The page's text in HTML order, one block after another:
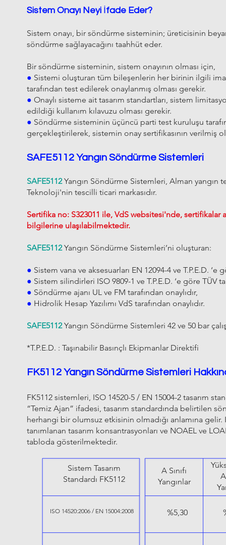
Sistem Onayı Neyi İfade Eder?
Sistem onayı, bir söndürme sisteminin; üreticisinin
söndürme sağlayacağını taahhüt eder.
Bir söndürme sisteminin, sistem onayının olması için,
● Sistemi oluşturan tüm bileşenlerin her birinin ilgili
tarafından test edilerek onaylanmış olması gerekir.
● Onaylı sisteme ait tasarım standartları, sistem
edildiği kullanım kılavuzu olması gerekir.
● Söndürme sisteminin üçüncü parti test kuruluşu
gerçekleştirilerek, sistemin onay sertifikasının verilmiş
SAFE5112 Yangın Söndürme Sistemleri
SAFE5112Yangın Söndürme Sistemleri, Alman yangın
Teknoloji'nin tescilli ticari markasıdır.
Sertifika no: S323011 ile, VdS websitesi'nde, sertifikalar
bilgilerine ulaşılabilmektedir.
SAFE5112Yangın Söndürme Sistemleri’ni oluşturan:
● Sistem vana ve aksesuarları EN 12094-4 ve T.P.E.D.
● Sistem silindirleri ISO 9809-1 ve T.P.E.D. ‘e göre TÜV
● Söndürme ajanı UL ve FM tarafından onaylıdır,
● Hidrolik Hesap Yazılımı VdS tarafından onaylıdır.
SAFE5112Yangın Söndürme Sistemleri 42 ve 50 bar
*T.P.E.D. : Taşınabilir Basınçlı Ekipmanlar Direktifi
FK5112 Yangın Söndürme Sistemleri
FK5112 sistemleri, ISO 14520-5 / EN 15004-2 tasarım
“Temiz Ajan” ifadesi, tasarım standardında belirtilen
herhangi bir olumsuz etkisinin olmadığı anlamına gelir.
tanımlanan tasarım konsantrasyonları ve NOAEL ve
tabloda gösterilmektedir.
%5,30
A Sınıfı
Yangınlar
ISO 14520:2006 / EN 15004:2008
Sistem Tasarım
Standardı FK5112